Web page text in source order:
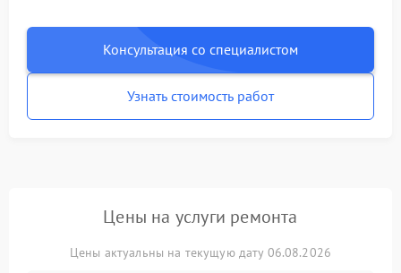
Консультация со специалистом
Узнать стоимость работ
Цены на услуги ремонта
Цены актуальны на текущую дату 06.08.2026